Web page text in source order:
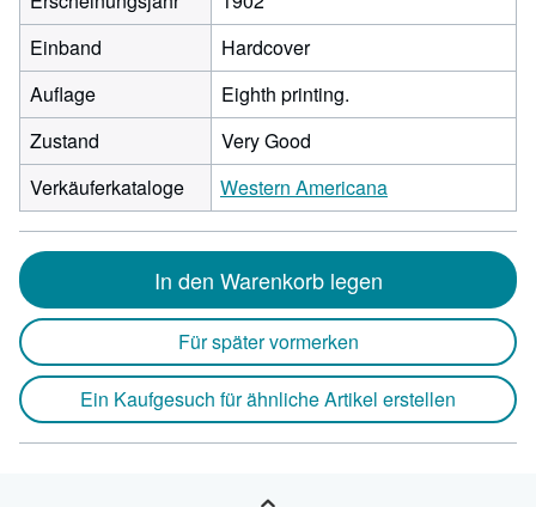
Einband
Hardcover
Auflage
Eighth printing.
Zustand
Very Good
Verkäuferkataloge
Western Americana
In den Warenkorb legen
Für später vormerken
Ein Kaufgesuch für ähnliche Artikel erstellen